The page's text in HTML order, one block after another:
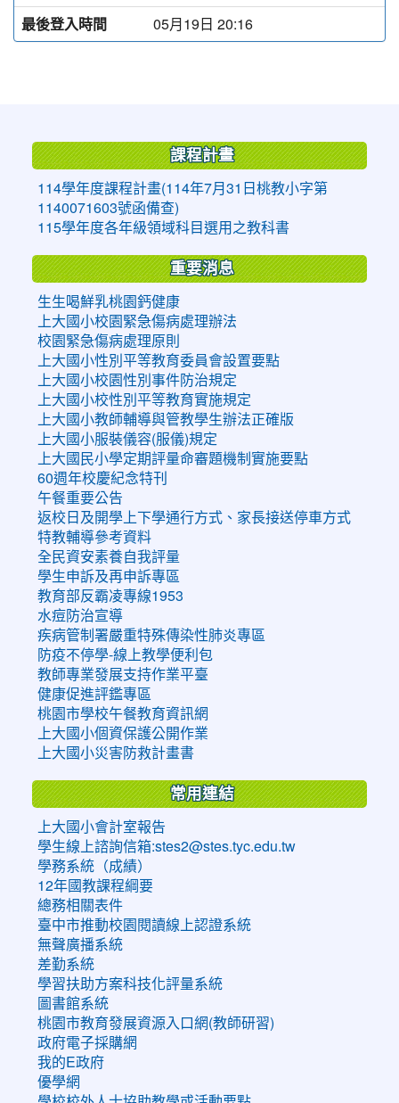
最後登入時間
05月19日 20:16
課程計畫
114學年度課程計畫(114年7月31日桃教小字第
1140071603號函備查)
115學年度各年級領域科目選用之教科書
重要消息
生生喝鮮乳桃園鈣健康
上大國小校園緊急傷病處理辦法
校園緊急傷病處理原則
上大國小性別平等教育委員會設置要點
上大國小校園性別事件防治規定
上大國小校性別平等教育實施規定
上大國小教師輔導與管教學生辦法正確版
上大國小服裝儀容(服儀)規定
上大國民小學定期評量命審題機制實施要點
60週年校慶紀念特刊
午餐重要公告
返校日及開學上下學通行方式、家長接送停車方式
特教輔導參考資料
全民資安素養自我評量
學生申訴及再申訴專區
教育部反霸凌專線1953
水痘防治宣導
疾病管制署嚴重特殊傳染性肺炎專區
防疫不停學-線上教學便利包
教師專業發展支持作業平臺
健康促進評鑑專區
桃園市學校午餐教育資訊網
上大國小個資保護公開作業
上大國小災害防救計畫書
常用連結
上大國小會計室報告
學生線上諮詢信箱:stes2@stes.tyc.edu.tw
學務系統（成績）
12年國教課程綱要
總務相關表件
臺中市推動校園閱讀線上認證系統
無聲廣播系統
差勤系統
學習扶助方案科技化評量系統
圖書館系統
桃園市教育發展資源入口網(教師研習)
政府電子採購網
我的E政府
優學網